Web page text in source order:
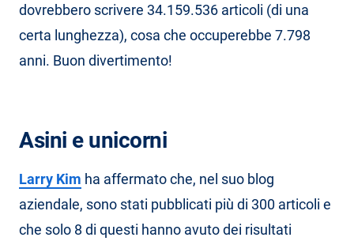
dovrebbero scrivere 34.159.536 articoli (di una
certa lunghezza), cosa che occuperebbe 7.798
anni. Buon divertimento!
Asini e unicorni
Larry Kim ha affermato che, nel suo blog
aziendale, sono stati pubblicati più di 300 articoli e
che solo 8 di questi hanno avuto dei risultati